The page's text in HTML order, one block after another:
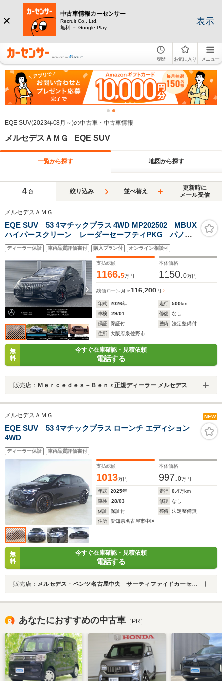
中古車情報カーセンサー
Recruit Co., Ltd.
無料 － Google Play
表示
履歴 お気に入り メニュー
EQE SUV(2023年08月～)の中古車・中古車情報
メルセデスＡＭＧ EQE SUV
一覧から探す 地図から探す
4 台 絞り込み 並べ替え
更新時に
メール受信
メルセデスＡＭＧ
EQE SUV 53 4マチックプラス 4WD MP202502 MBUX
ハイパースクリーン レーダーセーフティPKG パノラ
ミックスライディングルーフ リア・アクスルステアリ
ング ナッパレザーシート シートベンチレーター ヘ
ッドアップディスプレイ アンビエントライト
ディーラー保証 車両品質評価書付 購入プラン付 オンライン相談可
支払総額
1166.5万円
本体価格
1150.0万円
残価ローン 月々116,200円
年式 2026年 走行 500km
車検
'29/01 修復
なし
保証
保証付 整備
法定整備付
住所
大阪府泉佐野市
無
料
今すぐ在庫確認・見積依頼
電話する
販売店： Ｍｅｒｃｅｄｅｓ－Ｂｅｎｚ正規ディーラー メルセデス・ベンツ泉佐野
メルセデスＡＭＧ NEW
EQE SUV 53 4マチックプラス ローンチ エディション
4WD
ディーラー保証 車両品質評価書付
支払総額
1013万円
本体価格
997.0万円
年式 2025年 走行 0.4万km
車検
'28/03 修復
なし
保証
保証付 整備
法定整備無
住所
愛知県名古屋市中区
無
料
今すぐ在庫確認・見積依頼
電話する
販売店： メルセデス・ベンツ名古屋中央 サーティファイドカーセンター
あなたにおすすめの中古車 ［PR］